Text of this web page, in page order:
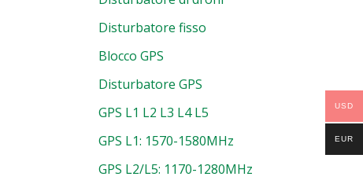
Disturbatore fisso
Blocco GPS
Disturbatore GPS
GPS L1 L2 L3 L4 L5
GPS L1: 1570-1580MHz
GPS L2/L5: 1170-1280MHz
USD
EUR